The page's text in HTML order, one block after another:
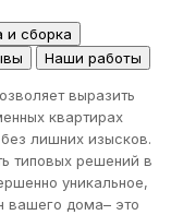
и сборка
Наши работы
выразить
квартирах
лишних изысков.
типовых решений в
уникальное,
вашего дома– это